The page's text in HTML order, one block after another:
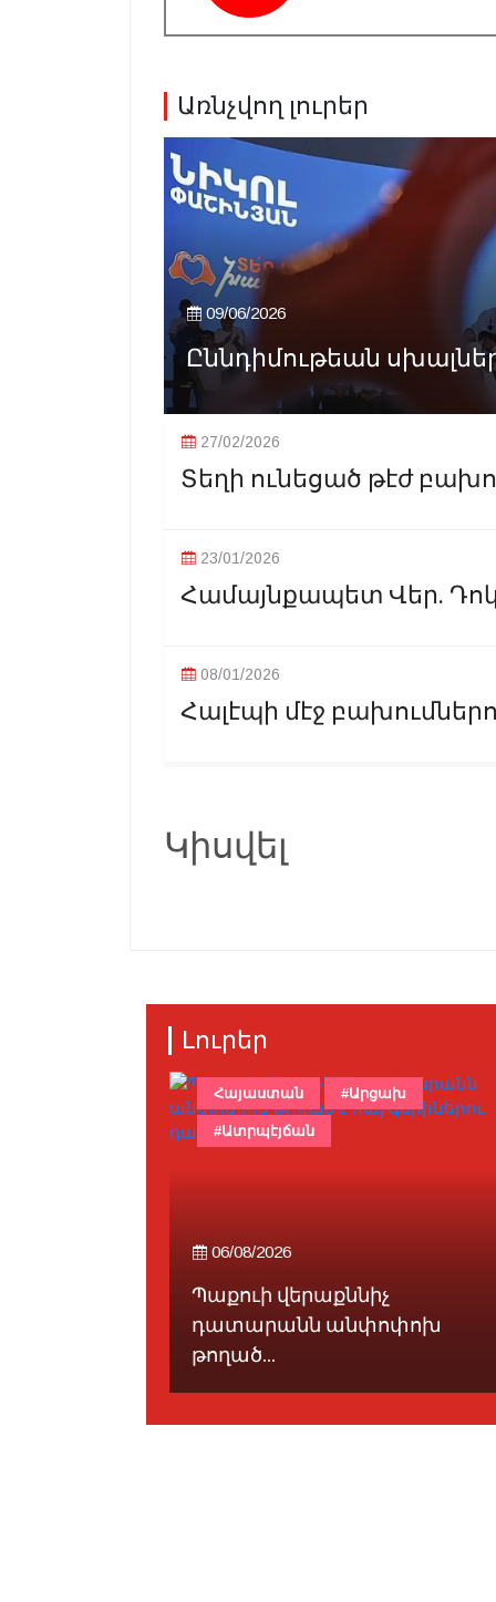
Առնչվող լուրեր
09/06/2026
Ըննդիմութեան
27/02/2026
Տեղի ունեցած թէժ
23/01/2026
Համայնքապետ Վեր.
08/01/2026
Հալէպի մէջ
Կիսվել
Լուրեր
06/08/2026
Պաքուի վերաքննիչ
դատարանն անփոփոխ
թողած...
Հայաստան #Արցախ
#Ատրպէյճան